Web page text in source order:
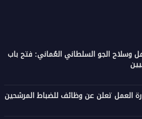
وسلاح الجو السلطاني العُماني: فتح باب
العمل تعلن عن وظائف للضباط المرشحين